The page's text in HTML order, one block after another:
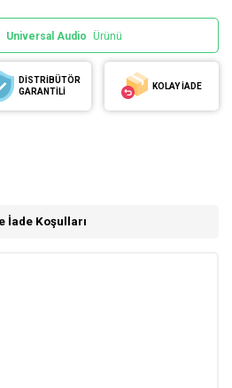
Universal Audio Ürünü
DİSTRİBÜTÖR
GARANTİLİ
KOLAY İADE
İade Koşulları